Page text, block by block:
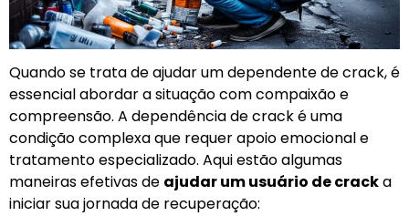
Quando se trata de ajudar um dependente de crack, é
essencial abordar a situação com compaixão e
compreensão. A dependência de crack é uma
condição complexa que requer apoio emocional e
tratamento especializado. Aqui estão algumas
maneiras efetivas de ajudar um usuário de cracka
iniciar sua jornada de recuperação: